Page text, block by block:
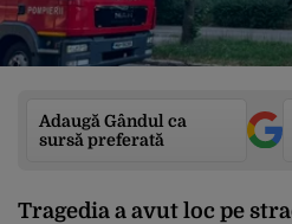
Adaugă Gândul ca
sursă preferată
Tragedia a avut loc pe